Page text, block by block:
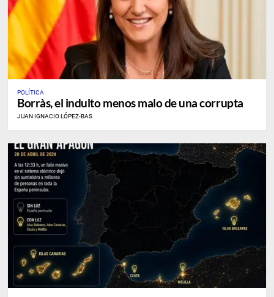
POLÍTICA
Borràs, el indulto menos malo de una corrupta
JUAN IGNACIO LÓPEZ-BAS